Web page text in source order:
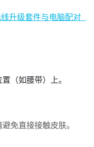
升级套件与电脑配对
（如腰带）上。
免直接接触皮肤。